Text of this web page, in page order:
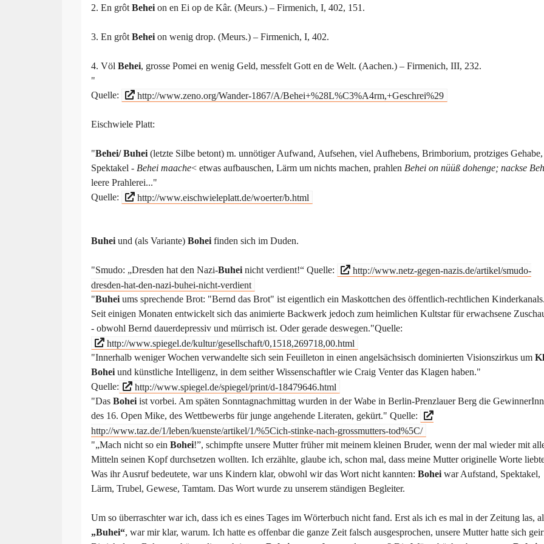
2. En grôt Behei on en Ei op de Kâr. (Meurs.) – Firmenich, I, 402, 151.
3. En grôt Behei on wenig drop. (Meurs.) – Firmenich, I, 402.
4. Völ Behei, grosse Pomei en wenig Geld, messfelt Gott en de Welt. (Aachen.) – Firmenich, III, 232.
"
Quelle:
http://www.zeno.org/Wander-1867/A/Behei+%28L%C3%A4rm,+Geschrei%29
Eischwiele Platt:
"Behei/ Buhei (letzte Silbe betont) m. unnötiger Aufwand, Aufsehen, viel Aufhebens, Brimborium, protziges Gehabe,
Spektakel - Behei maache< etwas aufbauschen, Lärm um nichts machen, prahlen Behei on nüüß dohenge; nackse
leere Prahlerei..."
Quelle:
http://www.eischwieleplatt.de/woerter/b.html
Buhei und (als Variante) Bohei finden sich im Duden.
"Smudo: „Dresden hat den Nazi-Buhei nicht verdient!“ Quelle:
http://www.netz-gegen-nazis.de/artikel/smudo-
dresden-hat-den-nazi-buhei-nicht-verdient
"Buhei ums sprechende Brot: "Bernd das Brot" ist eigentlich ein Maskottchen des öffentlich-rechtlichen
Seit einigen Monaten entwickelt sich das animierte Backwerk jedoch zum heimlichen Kultstar für erwachsene
- obwohl Bernd dauerdepressiv und mürrisch ist. Oder gerade deswegen."Quelle:
http://www.spiegel.de/kultur/gesellschaft/0,1518,269718,00.html
"Innerhalb weniger Wochen verwandelte sich sein Feuilleton in einen angelsächsisch dominierten Visionszirkus um
Bohei und künstliche Intelligenz, in dem seither Wissenschaftler wie Craig Venter das Klagen haben."
Quelle:
http://www.spiegel.de/spiegel/print/d-18479646.html
"Das Bohei ist vorbei. Am späten Sonntagnachmittag wurden in der Wabe in Berlin-Prenzlauer Berg die
des 16. Open Mike, des Wettbewerbs für junge angehende Literaten, gekürt." Quelle:
http://www.taz.de/1/leben/kuenste/artikel/1/%5Cich-stinke-nach-grossmutters-tod%5C/
"„Mach nicht so ein Bohei!”, schimpfte unsere Mutter früher mit meinem kleinen Bruder, wenn der mal wieder mit
Mitteln seinen Kopf durchsetzen wollten. Ich erzählte, glaube ich, schon mal, dass meine Mutter originelle Worte
Was ihr Ausruf bedeutete, war uns Kindern klar, obwohl wir das Wort nicht kannten: Bohei war Aufstand, Spektakel,
Lärm, Trubel, Gewese, Tamtam. Das Wort wurde zu unserem ständigen Begleiter.
Um so überraschter war ich, dass ich es eines Tages im Wörterbuch nicht fand. Erst als ich es mal in der Zeitung las,
„Buhei“, war mir klar, warum. Ich hatte es offenbar die ganze Zeit falsch ausgesprochen, unsere Mutter hatte sich